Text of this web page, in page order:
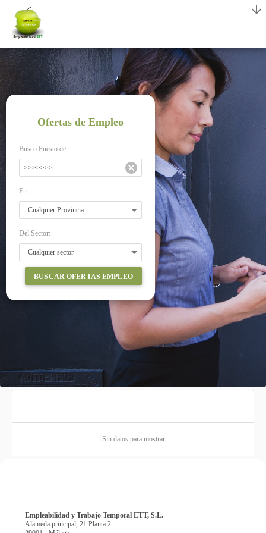
Ofertas de Empleo
Busco Puesto de:
En:
Del Sector:
BUSCAR OFERTAS EMPLEO
Sin datos para mostrar
Empleabilidad y Trabajo Temporal ETT, S.L.
Alameda principal, 21 Planta 2